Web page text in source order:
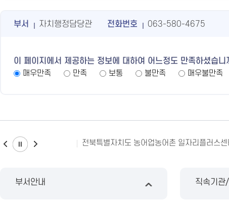
부서 자치행정담당관 전화번호 063-580-4675
이 페이지에서 제공하는 정보에 대하여 어느정도 만족하셨습니
매우만족
만족 보통 불만족 매우불만족
전북특별자치도 농어업농어촌 일자리플러스센
부서안내 직속기관